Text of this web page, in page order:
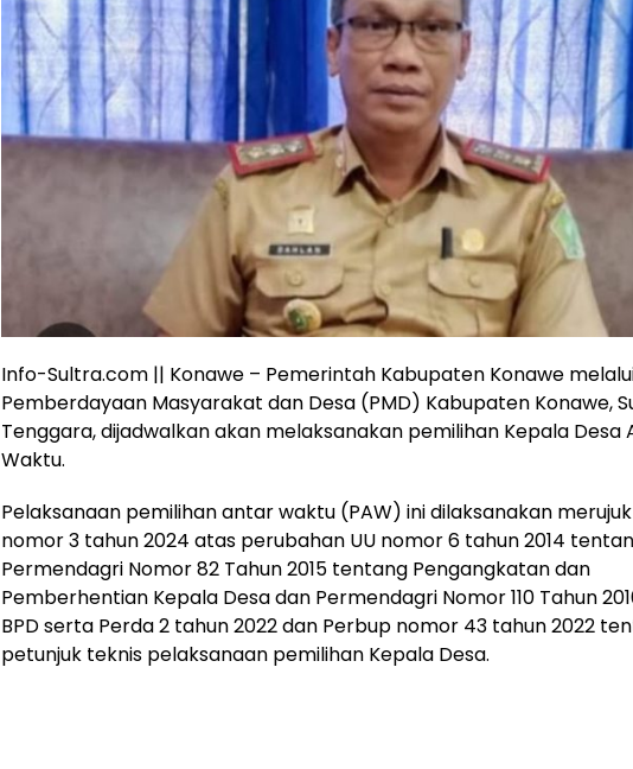
Info-Sultra.com || Konawe – Pemerintah Kabupaten Konawe
Pemberdayaan Masyarakat dan Desa (PMD) Kabupaten Konawe,
Tenggara, dijadwalkan akan melaksanakan pemilihan Kepala Desa
Waktu.
Pelaksanaan pemilihan antar waktu (PAW) ini dilaksanakan
nomor 3 tahun 2024 atas perubahan UU nomor 6 tahun 2014
Permendagri Nomor 82 Tahun 2015 tentang Pengangkatan dan
Pemberhentian Kepala Desa dan Permendagri Nomor 110 Tahun
BPD serta Perda 2 tahun 2022 dan Perbup nomor 43 tahun 2022
petunjuk teknis pelaksanaan pemilihan Kepala Desa.